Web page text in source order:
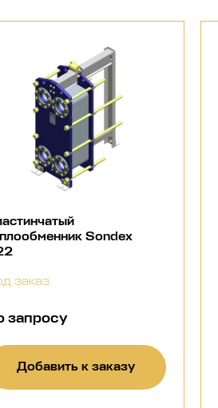
Sondex
заказ
запросу
Добавить к заказу